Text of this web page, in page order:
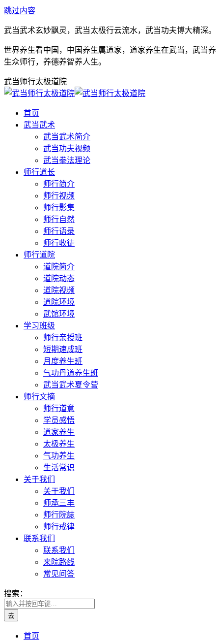
跳过内容
武当武术玄妙飘灵，武当太极行云流水，武当功夫博大精深。
世界养生看中国，中国养生属道家，道家养生在武当，武当养
生众师行，养德养智养人生。
武当师行太极道院
首页
武当武术
武当武术简介
武当功夫视频
武当拳法理论
师行道长
师行简介
师行视频
师行影集
师行自然
师行语录
师行收徒
师行道院
道院简介
道院动态
道院视频
道院环境
武馆环境
学习班级
师行亲授班
短期速成班
月度养生班
气功丹道养生班
武当武术夏令营
师行文摘
师行道意
学员感悟
道家养生
太极养生
气功养生
生活常识
关于我们
关于我们
师承三丰
师行院誌
师行戒律
联系我们
联系我们
来院路线
常见问答
搜索：
首页